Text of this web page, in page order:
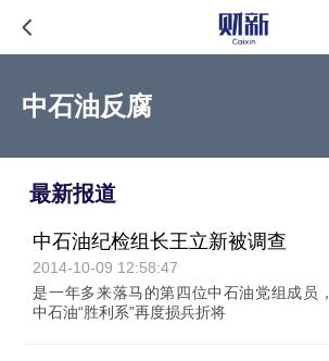
中石油反腐
最新报道
中石油纪检组长王立新被调查
2014-10-09 12:58:47
是一年多来落马的第四位中石油党组成员，
中石油“胜利系”再度损兵折将